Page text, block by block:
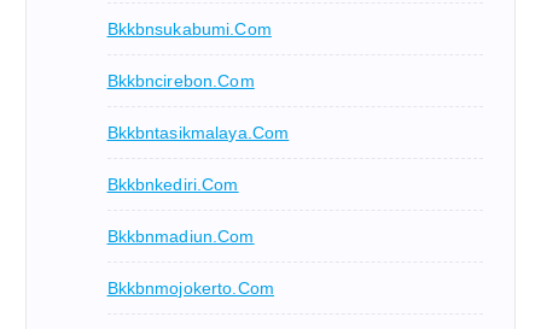
Bkkbnsukabumi.com
Bkkbncirebon.com
Bkkbntasikmalaya.com
Bkkbnkediri.com
Bkkbnmadiun.com
Bkkbnmojokerto.com